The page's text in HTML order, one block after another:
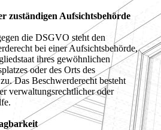
zuständigen Aufsichtsbehörde
die DSGVO steht den
bei einer Aufsichtsbehörde,
ihres gewöhnlichen
oder des Orts des
Das Beschwerderecht besteht
verwaltungsrechtlicher oder